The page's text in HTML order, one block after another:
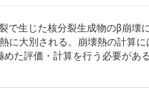
で生じた核分裂生成物のβ崩壊
に大別される。崩壊熱の計算
た評価・計算を行う必要がある